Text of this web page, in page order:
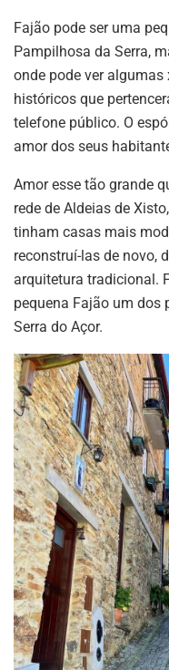
Fajão pode ser uma
Pampilhosa da Serra,
onde pode ver
históricos que
telefone público. O
amor dos seus
Amor esse tão grande
rede de Aldeias de
tinham casas mais
reconstruí-las de novo,
arquitetura tradicional.
pequena Fajão um dos
Serra do Açor.